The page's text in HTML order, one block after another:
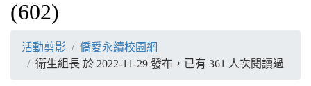
(602)
活動剪影
僑愛永續校園網
衛生組長 於 2022-11-29 發布，已有 361 人次閱讀過